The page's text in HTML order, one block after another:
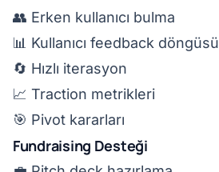
👥 Erken kullanıcı bulma
📊 Kullanıcı feedback döngüsü
🔄 Hızlı iterasyon
📈 Traction metrikleri
🎯 Pivot kararları
Fundraising Desteği